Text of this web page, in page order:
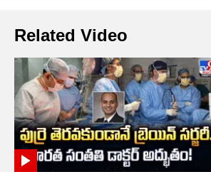
Related Video